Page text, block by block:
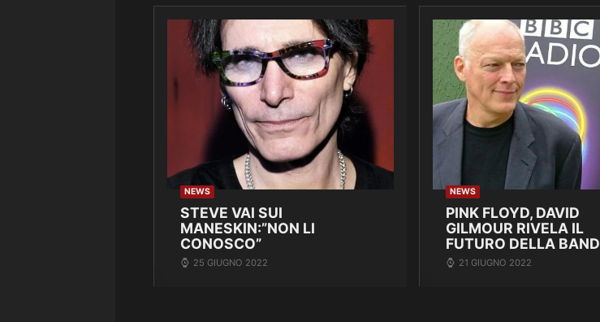
NEWS
STEVE VAI SUI
MANESKIN:”NON LI
CONOSCO”
25 GIUGNO 2022
NEWS
PINK FLOYD, DAVID
GILMOUR RIVELA IL
FUTURO DELLA BAND
21 GIUGNO 2022